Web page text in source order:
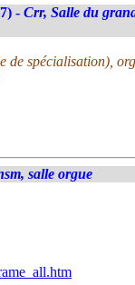
- Crr, Salle du
de spécialisation),
salle orgue